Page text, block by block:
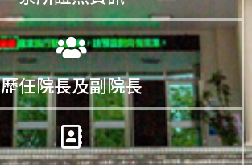
歷任院長及副院長